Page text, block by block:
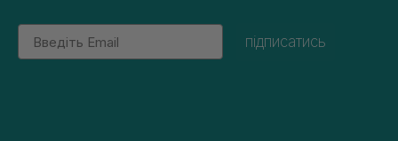
Email
підписатись